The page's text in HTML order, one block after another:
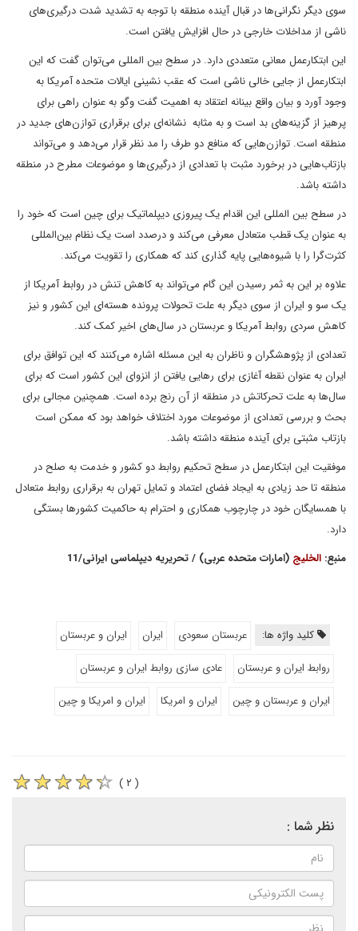
سوی دیگر نگرانی‌ها در قبال آینده منطقه با توجه به تشدید شدت درگیری‌های
ناشی از مداخلات خارجی در حال افزایش یافتن است.
این ابتکارعمل معانی متعددی دارد. در سطح بین المللی می‌توان گفت که این
ابتکارعمل از جایی خالی ناشی است که عقب نشینی ایالات متحده آمریکا به
وجود آورد و بیان واقع بینانه اعتقاد به اهمیت گفت وگو به عنوان راهی برای
پرهیز از گزینه‌های بد است و به مثابه نشانه‌ای برای برقراری توازن‌های جدید در
منطقه است. توازن‌هایی که منافع دو طرف را مد نظر قرار می‌دهد و می‌تواند
بازتاب‌هایی در برخورد مثبت با تعدادی از درگیری‌ها و موضوعات مطرح در منطقه
داشته باشد.
در سطح بین المللی این اقدام یک پیروزی دیپلماتیک برای چین است که خود را
به عنوان یک قطب متعادل معرفی می‌کند و درصدد است یک نظام بین‌المللی
کثرت‌گرا را با شیوه‌هایی پایه گذاری کند که همکاری را تقویت می‌کند.
علاوه بر این به ثمر رسیدن این گام می‌تواند به کاهش تنش در روابط آمریکا از
یک سو و ایران از سوی دیگر به علت تحولات پرونده هسته‌ای این کشور و نیز
کاهش سردی روابط آمریکا و عربستان در سال‌های اخیر کمک کند.
تعدادی از پژوهشگران و ناظران به این مسئله اشاره می‌کنند که این توافق برای
ایران به عنوان نقطه آغازی برای رهایی یافتن از انزوای این کشور است که برای
سال‌ها به علت تحرکاتش در منطقه از آن رنج برده است. همچنین مجالی برای
بحث و بررسی تعدادی از موضوعات مورد اختلاف خواهد بود که ممکن است
بازتاب مثبتی برای آینده منطقه داشته باشد.
موفقیت این ابتکارعمل در سطح تحکیم روابط دو کشور و خدمت به صلح در
منطقه تا حد زیادی به ایجاد فضای اعتماد و تمایل تهران به برقراری روابط متعادل
با همسایگان خود در چارچوب همکاری و احترام به حاکمیت کشورها بستگی
دارد.
منبع: الخلیج (امارات متحده عربی) / تحریریه دیپلماسی ایرانی/11
کلید واژه ها: عربستان سعودی ایران
ایران و عربستان
روابط ایران و عربستان
عادی سازی روابط ایران و عربستان
ایران و عربستان و چین
ایران و امریکا ایران و امریکا و چین
( ۲ )
نظر شما :